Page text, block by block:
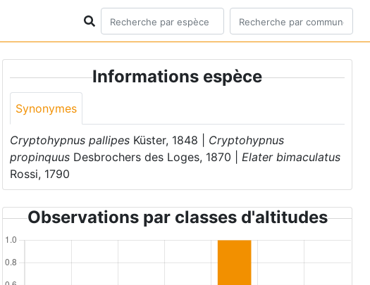
Informations espèce
Synonymes
Cryptohypnus pallipes Küster, 1848 | Cryptohypnus
propinquus Desbrochers des Loges, 1870 |Elater bimaculatus
Rossi, 1790
Observations par classes d'altitudes